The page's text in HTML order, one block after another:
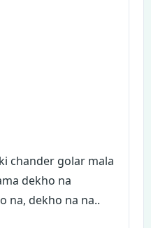
chander golar mala
dekho na
na, dekho na na..